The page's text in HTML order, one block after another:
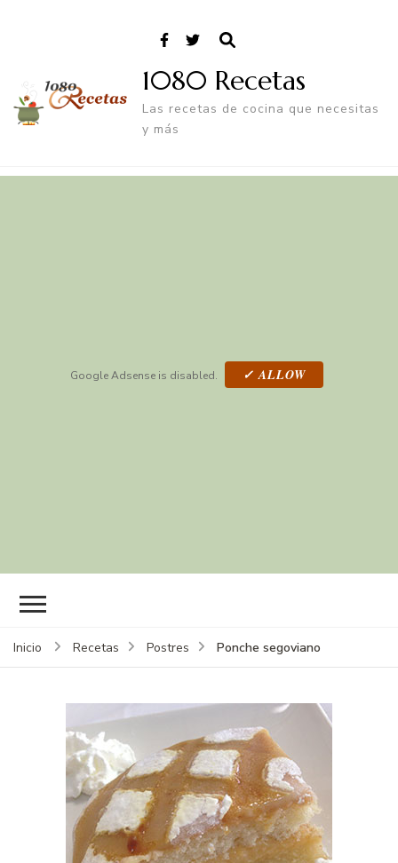
1080 Recetas
Las recetas de cocina que necesitas
y más
Google Adsense is disabled. ✓ ALLOW
Inicio Recetas Postres Ponche segoviano